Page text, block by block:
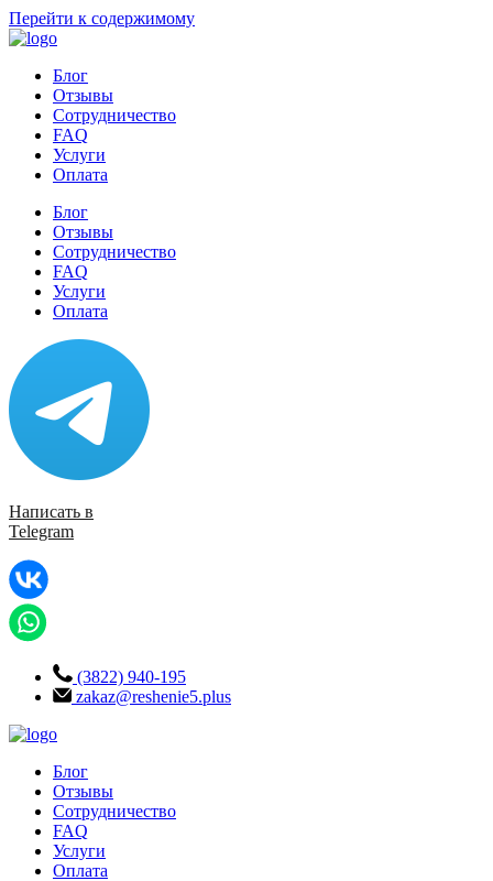
Перейти к содержимому
Блог
Отзывы
Сотрудничество
FAQ
Услуги
Оплата
Блог
Отзывы
Сотрудничество
FAQ
Услуги
Оплата
Написать в
Telegram
(3822) 940-195
zakaz@reshenie5.plus
Блог
Отзывы
Сотрудничество
FAQ
Услуги
Оплата